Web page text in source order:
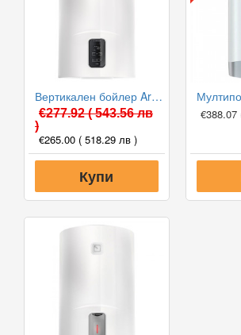
Вертикален бойлер Ariston LYDOS PLUS 80 V 1.8K EU
€277.92( 543.56 лв
)
€265.00 ( 518.29 лв )
Купи
€388.07